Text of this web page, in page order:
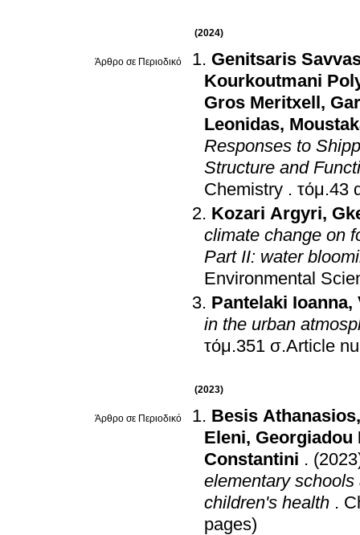
(2024)
Άρθρο σε Περιοδικό
Genitsaris
Kourkoutmani
Gros Meritxell ,
Leonidas,
Responses to
Structure and
Chemistry .
Kozari Argyri,
climate change on
Part II: water
Environmental
Pantelaki Ioanna,
in the urban
τόμ.351
(2023)
Άρθρο σε Περιοδικό Besis Athanasios
Eleni, Georgiadou
Constantini .
elementary
children's health .
pages)